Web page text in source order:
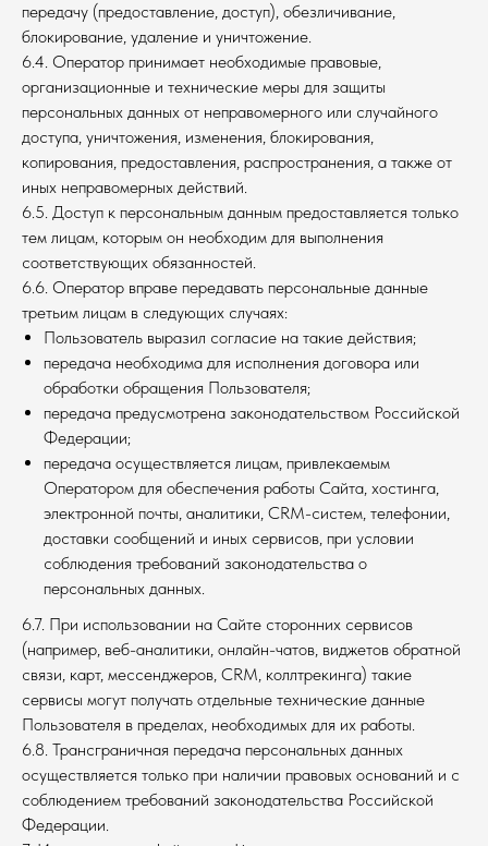
передачу (предоставление, доступ), обезличивание,
блокирование, удаление и уничтожение.
6.4. Оператор принимает необходимые правовые,
организационные и технические меры для защиты
персональных данных от неправомерного или случайного
доступа, уничтожения, изменения, блокирования,
копирования, предоставления, распространения, а также от
иных неправомерных действий.
6.5. Доступ к персональным данным предоставляется только
тем лицам, которым он необходим для выполнения
соответствующих обязанностей.
6.6. Оператор вправе передавать персональные данные
третьим лицам в следующих случаях:
Пользователь выразил согласие на такие действия;
передача необходима для исполнения договора или
обработки обращения Пользователя;
передача предусмотрена законодательством Российской
Федерации;
передача осуществляется лицам, привлекаемым
Оператором для обеспечения работы Сайта, хостинга,
электронной почты, аналитики, CRM-систем, телефонии,
доставки сообщений и иных сервисов, при условии
соблюдения требований законодательства о
персональных данных.
6.7. При использовании на Сайте сторонних сервисов
(например, веб-аналитики, онлайн-чатов, виджетов обратной
связи, карт, мессенджеров, CRM, коллтрекинга) такие
сервисы могут получать отдельные технические данные
Пользователя в пределах, необходимых для их работы.
6.8. Трансграничная передача персональных данных
осуществляется только при наличии правовых оснований и с
соблюдением требований законодательства Российской
Федерации.